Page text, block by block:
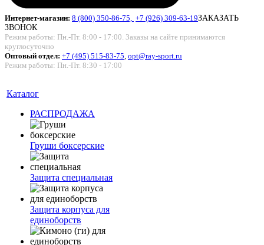
Интернет-магазин: 8 (800) 350-86-75, +7 (926) 309-63-19ЗАКАЗАТЬ
ЗВОНОК
Режим работы: Пн.-Пт. 8:00 - 17:00. Заказы на сайте принимаются
круглосуточно
Оптовый отдел: +7 (495) 515-83-75, opt@ray-sport.ru
Режим работы: Пн.-Пт. 8:30 - 17:00
Каталог
РАСПРОДАЖА
Груши боксерские
Защита специальная
Защита корпуса для
единоборств